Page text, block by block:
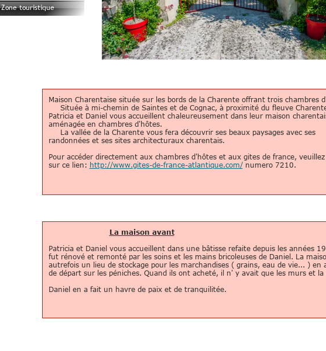
Zone touristique
Maison Charentaise située sur les bords de la Charente offrant trois chambres
Située à mi-chemin de Saintes et de Cognac, à proximité du fleuve
Patricia et Daniel vous accueillent chaleureusement dans leur maison
aménagée en chambres d'hôtes.
La vallée de la Charente vous fera découvrir ses beaux paysages avec ses
randonnées et ses sites architecturaux charentais.
Pour accéder directement aux chambres d'hôtes et aux gites de france,
sur ce lien: http://www.gites-de-france-atlantique.com/numero 7210.
La maison avant
Patricia et Daniel vous accueillent dans une bâtisse refaite depuis les années
fut rénové et remonté par les soins et les mains bricoleuses de Daniel. La
autrefois un lieu de stockage pour les marchandises ( grains, eau de vie... ) en
de départ sur les péniches. Quand ils ont acheté, il n' y avait que les murs et
Daniel en a fait un havre de paix et de tranquilitée.